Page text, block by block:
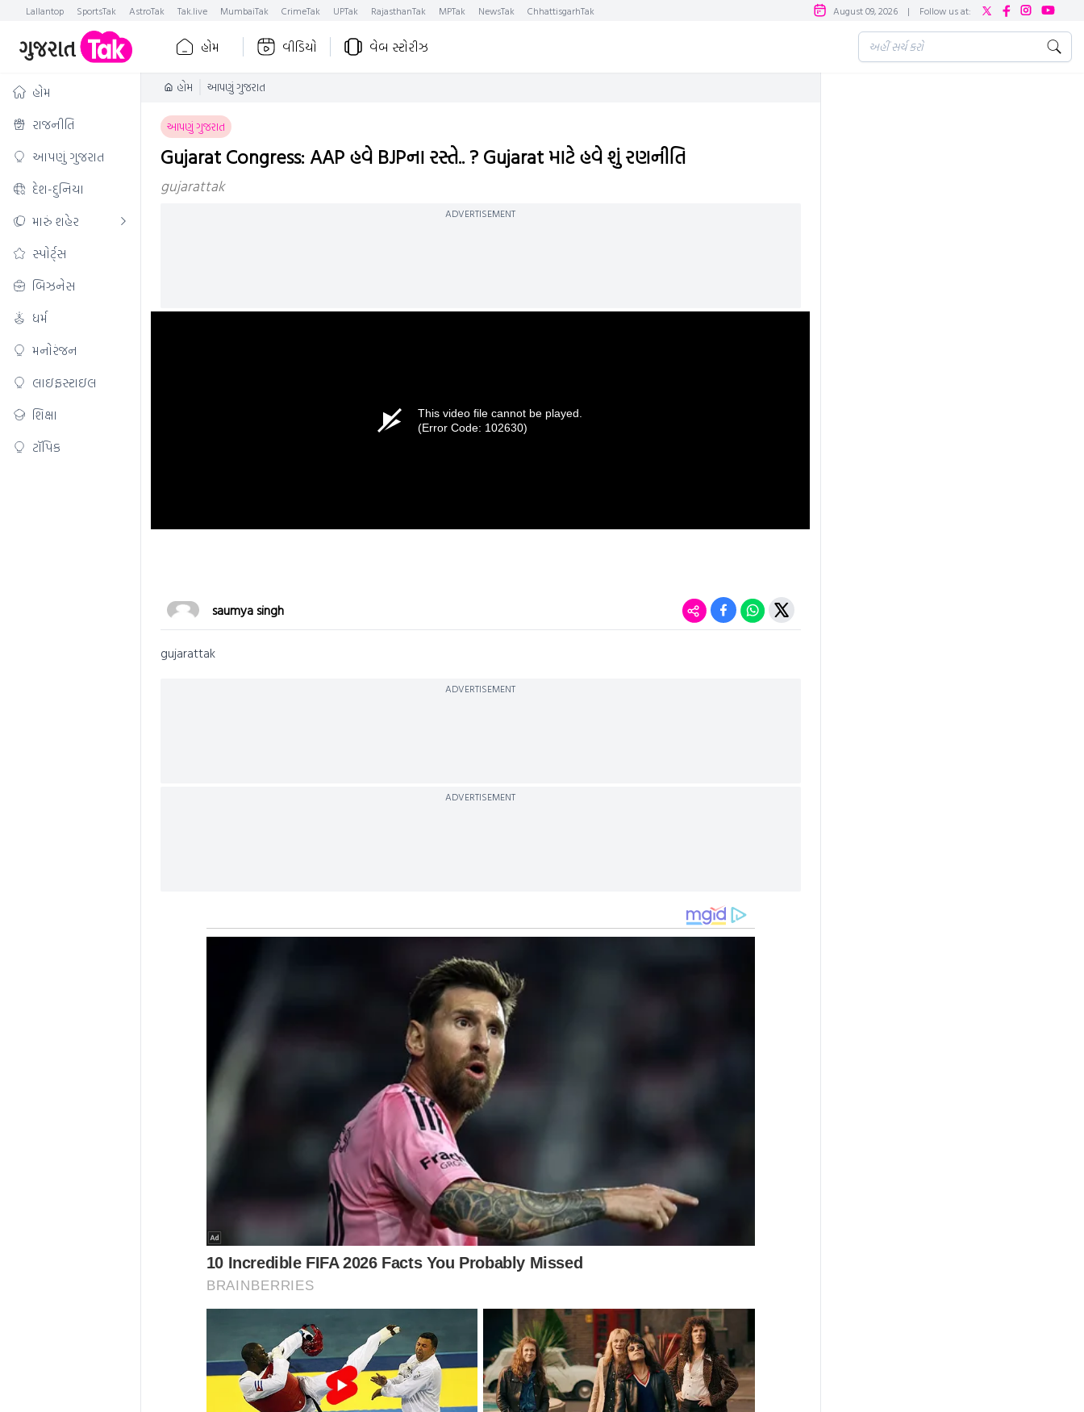
Lallantop SportsTak AstroTak Tak.live MumbaiTak CrimeTak UPTak RajasthanTak MPTak NewsTak ChhattisgarhTak August 09, 2026 | Follow us at:
હોમ વીડિયો વેબ સ્ટોરીઝ
હોમ
રાજનીતિ
આપણું ગુજરાત
દેશ-દુનિયા
મારું શહેર
સ્પોર્ટ્સ
બિઝનેસ
ધર્મ
મનોરંજન
લાઇફસ્ટાઇલ
શિક્ષા
ટૉપિક
હોમ આપણું ગુજરાત
આપણું ગુજરાત
Gujarat Congress: AAP હવે BJPના રસ્તે.. ? Gujarat માટે હવે શું રણનીતિ
gujarattak
ADVERTISEMENT
This video file cannot be played.
(Error Code: 102630)
saumya singh
gujarattak
ADVERTISEMENT
ADVERTISEMENT